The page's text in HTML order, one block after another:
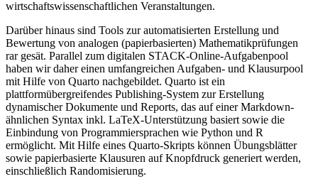
wirtschaftswissenschaftlichen Veranstaltungen.
Darüber hinaus sind Tools zur automatisierten Erstellung und
Bewertung von analogen (papierbasierten) Mathematikprüfungen
rar gesät. Parallel zum digitalen STACK-Online-Aufgabenpool
haben wir daher einen umfangreichen Aufgaben- und Klausurpool
mit Hilfe von Quarto nachgebildet. Quarto ist ein
plattformübergreifendes Publishing-System zur Erstellung
dynamischer Dokumente und Reports, das auf einer Markdown-
ähnlichen Syntax inkl. LaTeX-Unterstützung basiert sowie die
Einbindung von Programmiersprachen wie Python und R
ermöglicht. Mit Hilfe eines Quarto-Skripts können Übungsblätter
sowie papierbasierte Klausuren auf Knopfdruck generiert werden,
einschließlich Randomisierung.